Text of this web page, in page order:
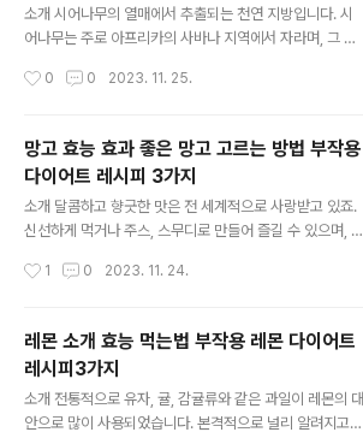
노화를 지연시킵니다. 섭취 방법 간식으로 직접 먹을 수 있
을 뿐만 아니라 다양한 요리에 사용할 수 있습니다. 직접 먹
간식으로 즐기세요. 요리에 사용: 샐러드, 파스타, 빵, 케이
소개 시어나무의 열매에서 추출되는 천연 지방입니다. 시
어나무는 주로 아프리카의 사바나 지역에서 자라며, 그 열
용됩니다. 효능 및 효과 풍부한 비타민 A, E, F가 함유되어
움을 줍니다. 콜레스테롤 수치를 개선하는데 도움을 줄 수
있습니다. 섭취 방법 작은 양을 일상적인 음식에 첨가하여
섭취하거나, 스무디에 넣어서 드실 수 있습니다. 보관 방법
직사광선을 피하고 서늘하고 건조한 곳에 보관하세요. 부
작용 안내 과다 섭취 시 소화 불량이나 알레르기 반응을 일
연, 유기농 인증을 받은 제품을 선택하세요. 정제되지 않은
0 0 2023. 11. 25.
망고 효능 효과 좋은 망고 고르는 방법 부작용
다이어트 레시피 3가지
소개 달콤하고 향긋한 맛은 전 세계적으로 사랑받고 있죠.
신선하게 먹거나 주스, 스무디로 만들어 즐길 수 있으며, 샐
포함시켜 다채로운 맛과 영양을 즐겨보세요! 효능 및 효과
치유에 도움. 비타민 A: 시력 개선 및 면역 체계 강화, 피부
건강 유지에 기여. 섬유질: 소화 건강 증진 및 변비 예방에
효과적. 항산화제: 자유 라디칼로부터 세포를 보호하고, 노
화 방지 및 암 예방에 도움. 건강 증진 효과 면역력 증진: 비
타민 C와 A가 면역 체계를 강화하여 감기와 다른 감염증
1 0 2023. 11. 24.
레몬 소개 효능 먹는법 부작용 레몬 다이어트
레시피3가지
소개 전통적으로 유자, 귤, 감귤류와 같은 과일이 레몬의 대
안으로 많이 사용되었습니다. 본격적으로 널리 알려지고